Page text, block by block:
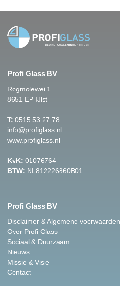
Profi Glass BV
Rogmolewei 1
8651 EP IJlst
T: 0515 53 27 78
info@profiglass.nl
www.profiglass.nl
KvK: 01076764
BTW: NL812226860B01
Profi Glass BV
Disclaimer & Algemene voorwaarden
Over Profi Glass
Sociaal & Duurzaam
Nieuws
Missie & Visie
Contact